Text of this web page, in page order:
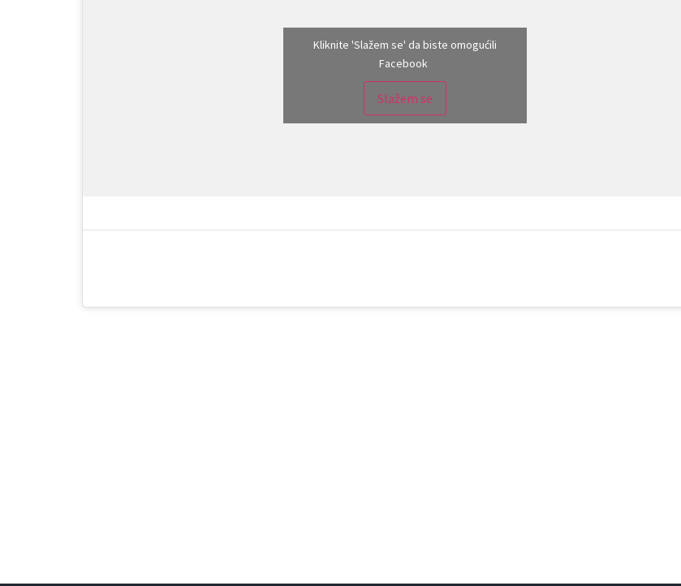
Kliknite 'Slažem se' da biste omogućili
Facebook
Slažem se